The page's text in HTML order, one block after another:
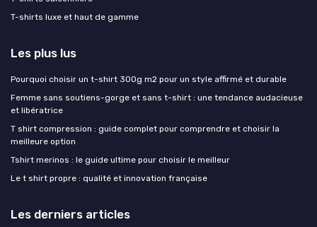
T-shirts luxe et haut de gamme
Les plus lus
Pourquoi choisir un t-shirt 300g m2 pour un style affirmé et durable
Femme sans soutiens-gorge et sans t-shirt : une tendance audacieuse
et libératrice
T shirt compression : guide complet pour comprendre et choisir la
meilleure option
Tshirt merinos : le guide ultime pour choisir le meilleur
Le t shirt propre : qualité et innovation française
Les derniers articles